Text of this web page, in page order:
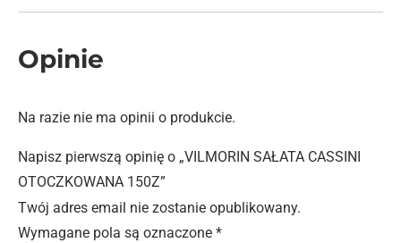
Opinie
Na razie nie ma opinii o produkcie.
Napisz pierwszą opinię o „VILMORIN SAŁATA CASSINI
OTOCZKOWANA 150Z”
Twój adres email nie zostanie opublikowany.
Wymagane pola są oznaczone *